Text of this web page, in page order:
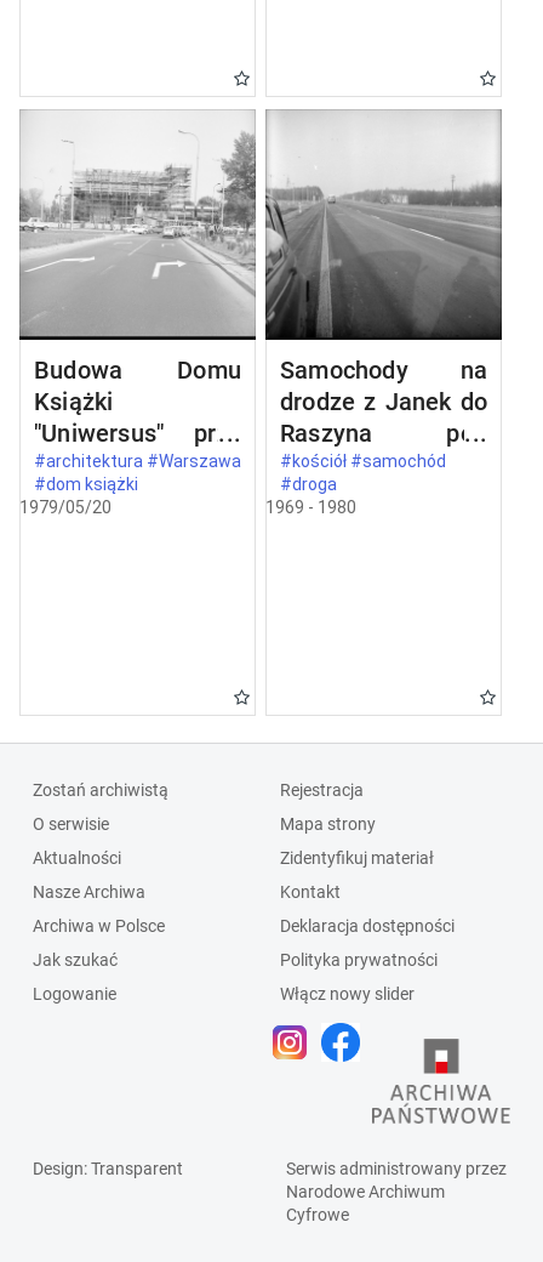
Budowa Domu
Książki
"Uniwersus" przy
ul. Belwederskiej
20/22 w
#architektura #Warszawa
#dom książki
1979/05/20
Samochody na
drodze z Janek do
Raszyna pod
Warszawą
#kościół #samochód
#droga
1969 - 1980
Zostań archiwistą
O serwisie
Aktualności
Nasze Archiwa
Archiwa w Polsce
Jak szukać
Logowanie
Rejestracja
Mapa strony
Zidentyfikuj materiał
Kontakt
Deklaracja dostępności
Polityka prywatności
Włącz nowy slider
Design: Transparent
Serwis administrowany przez
Narodowe Archiwum
Cyfrowe